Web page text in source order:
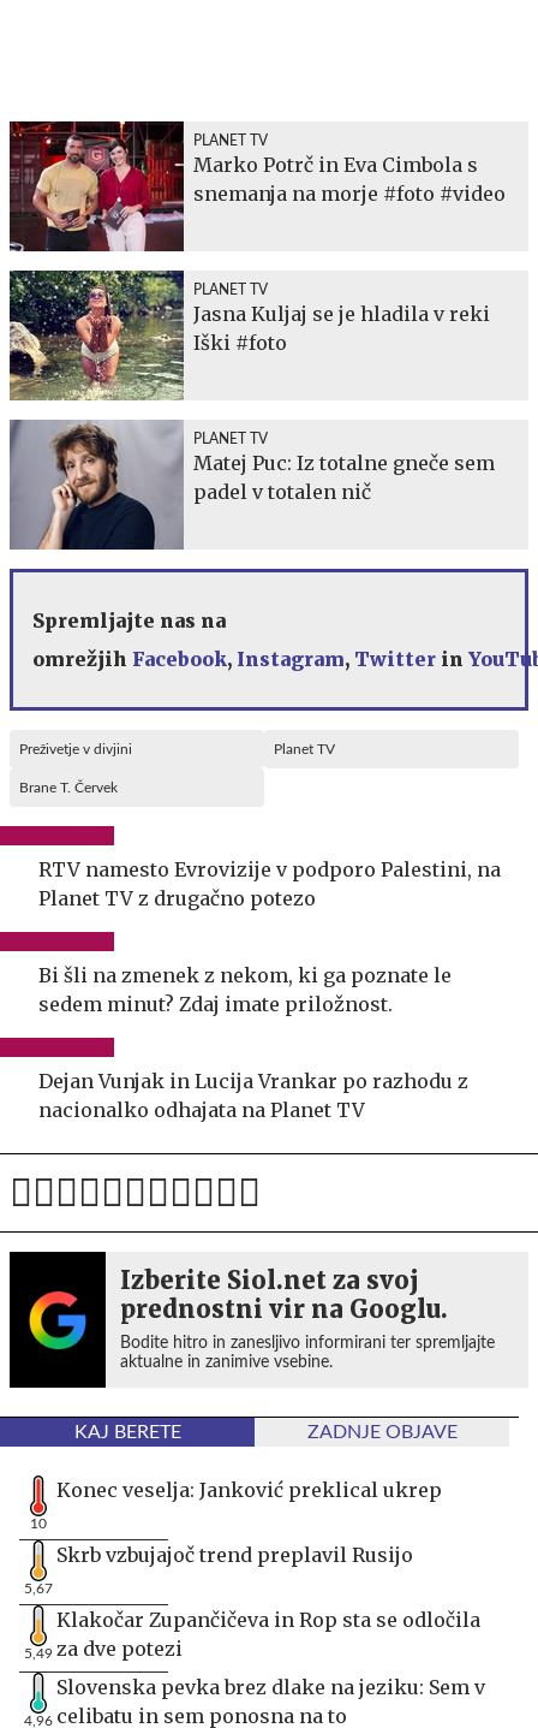
PLANET TV
Marko Potrč in Eva Cimbola s
snemanja na morje #foto #video
PLANET TV
Jasna Kuljaj se je hladila v reki
Iški #foto
PLANET TV
Matej Puc: Iz totalne gneče sem
padel v totalen nič
Spremljajte nas na
omrežjih Facebook, Instagram, Twitter in
Preživetje v divjini Planet TV
Brane T. Červek
RTV namesto Evrovizije v podporo Palestini, na
Planet TV z drugačno potezo
Bi šli na zmenek z nekom, ki ga poznate le
sedem minut? Zdaj imate priložnost.
Dejan Vunjak in Lucija Vrankar po razhodu z
nacionalko odhajata na Planet TV
Izberite Siol.net za svoj
prednostni vir na Googlu.
Bodite hitro in zanesljivo informirani ter spremljajte
aktualne in zanimive vsebine.
KAJ BERETE ZADNJE OBJAVE
10
Konec veselja: Janković preklical ukrep
5,67
Skrb vzbujajoč trend preplavil Rusijo
5,49
Klakočar Zupančičeva in Rop sta se odločila
za dve potezi
4,96
Slovenska pevka brez dlake na jeziku: Sem v
celibatu in sem ponosna na to